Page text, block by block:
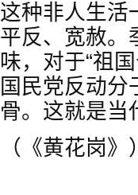
这种非人生活
平反、宽赦。
味，对于“祖
国民党反动分
骨。这就是当
（《黄花岗》